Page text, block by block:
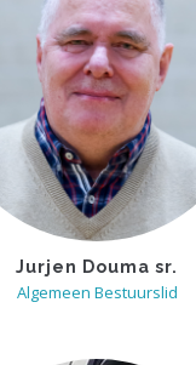
Jurjen Douma sr.
Algemeen Bestuurslid